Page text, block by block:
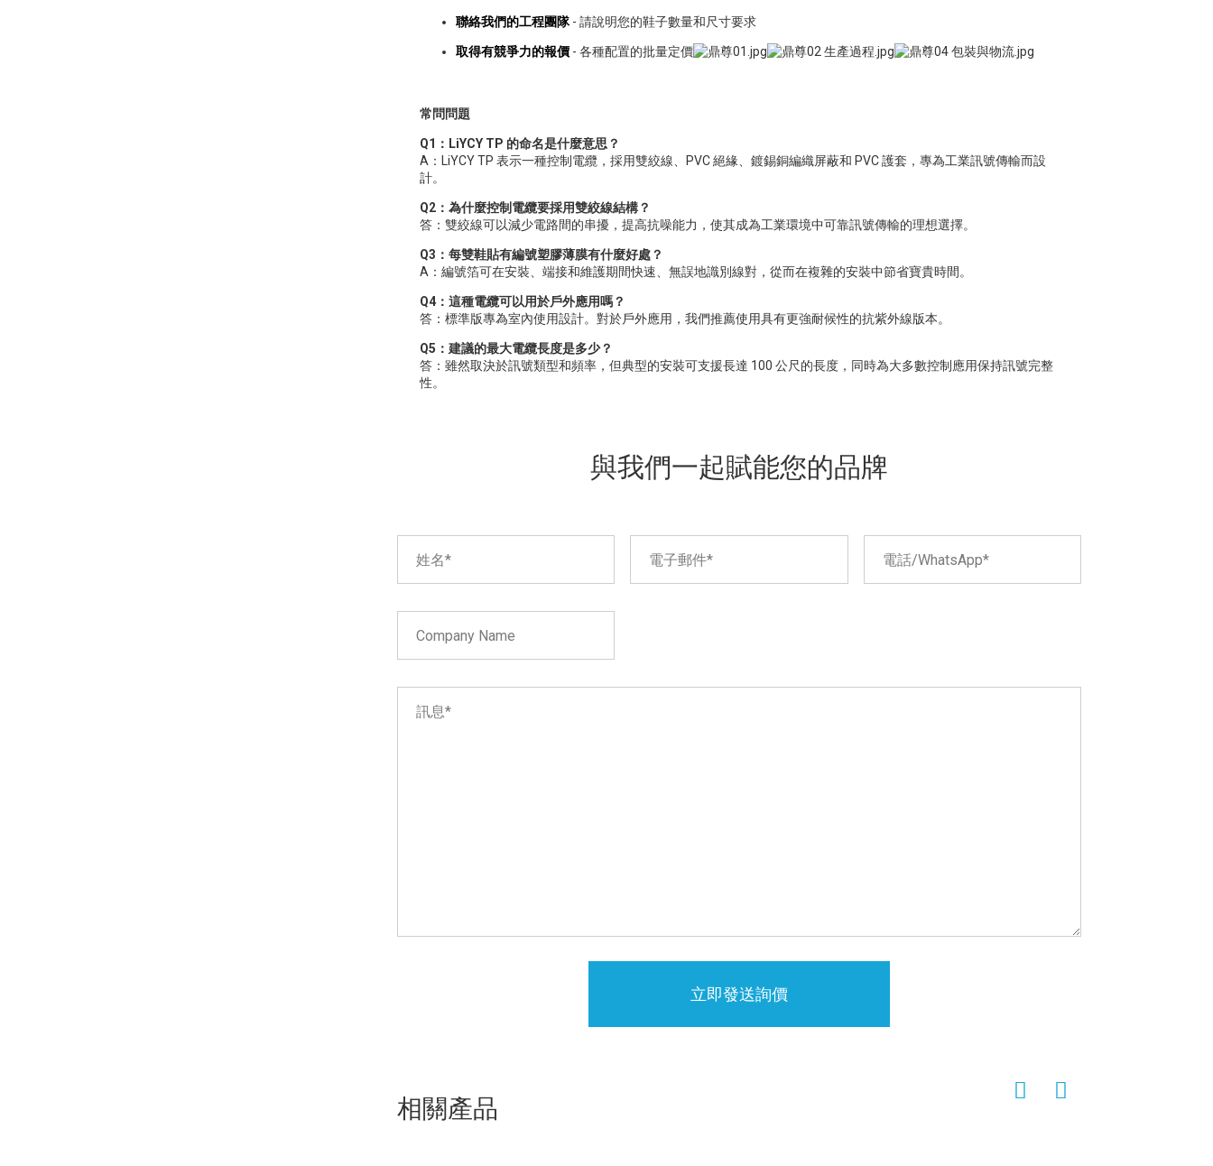
聯絡我們的工程團隊- 請說明您的鞋子數量和尺寸要求
取得有競爭力的報價 - 各種配置的批量定價
常問問題
Q1：LiYCY TP 的命名是什麼意思？
A：LiYCY TP 表示一種控制電纜，採用雙絞線、PVC 絕緣、鍍錫銅編織屏蔽和 PVC 護套，專為工業訊號傳輸而設
計。
Q2：為什麼控制電纜要採用雙絞線結構？
答：雙絞線可以減少電路間的串擾，提高抗噪能力，使其成為工業環境中可靠訊號傳輸的理想選擇。
Q3：每雙鞋貼有編號塑膠薄膜有什麼好處？
A：編號箔可在安裝、端接和維護期間快速、無誤地識別線對，從而在複雜的安裝中節省寶貴時間。
Q4：這種電纜可以用於戶外應用嗎？
答：標準版專為室內使用設計。對於戶外應用，我們推薦使用具有更強耐候性的抗紫外線版本。
Q5：建議的最大電纜長度是多少？
答：雖然取決於訊號類型和頻率，但典型的安裝可支援長達 100 公尺的長度，同時為大多數控制應用保持訊號完整
性。
與我們一起賦能您的品牌
立即發送詢價
相關產品